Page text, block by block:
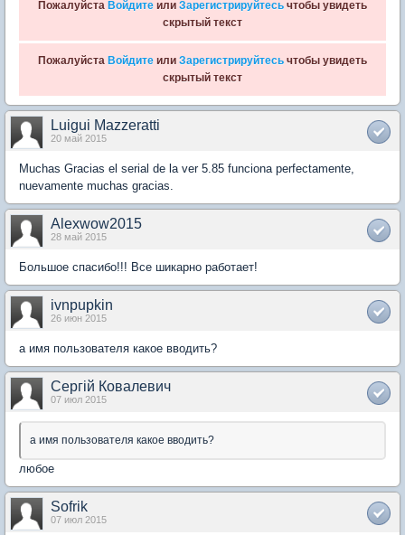
Пожалуйста Войдите или Зарегистрируйтесь чтобы увидеть
скрытый текст
Пожалуйста Войдите или Зарегистрируйтесь чтобы увидеть
скрытый текст
Luigui Mazzeratti
20 май 2015
Muchas Gracias el serial de la ver 5.85 funciona perfectamente,
nuevamente muchas gracias.
Alexwow2015
28 май 2015
Большое спасибо!!! Все шикарно работает!
ivnpupkin
26 июн 2015
а имя пользователя какое вводить?
Сергій Ковалевич
07 июл 2015
а имя пользователя какое вводить?
любое
Sofrik
07 июл 2015